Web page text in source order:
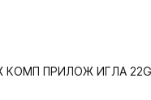
КОМП ПРИЛОЖ ИГЛА